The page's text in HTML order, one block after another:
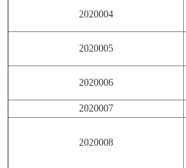
2020004
2020005
2020006
2020007
2020008